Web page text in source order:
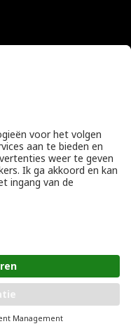
WINKELWAGEN
voorwaarden|